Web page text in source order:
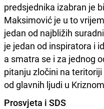
predsjednika izabran je
Maksimović je u to
jedan od najbližih
je jedan od inspiratora i
a smatra se i za jednog
pitanju zločini na
od glavnih ljudi u
Prosvjeta i SDS